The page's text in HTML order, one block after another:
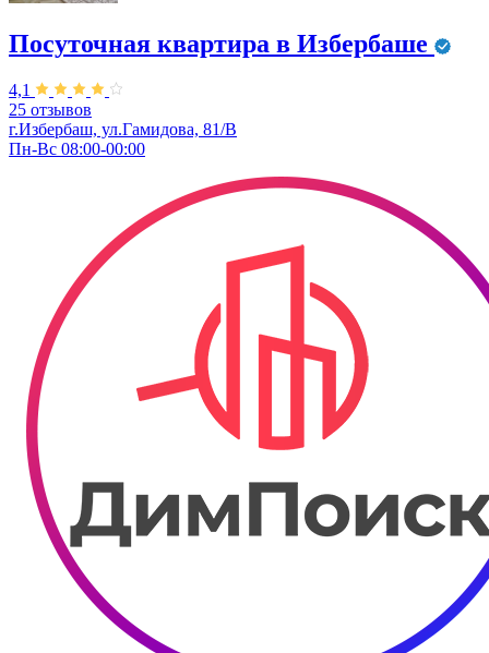
Посуточная квартира в Избербаше
4,1
25 отзывов
г.Избербаш, ул.Гамидова, 81/В
Пн-Вс 08:00-00:00